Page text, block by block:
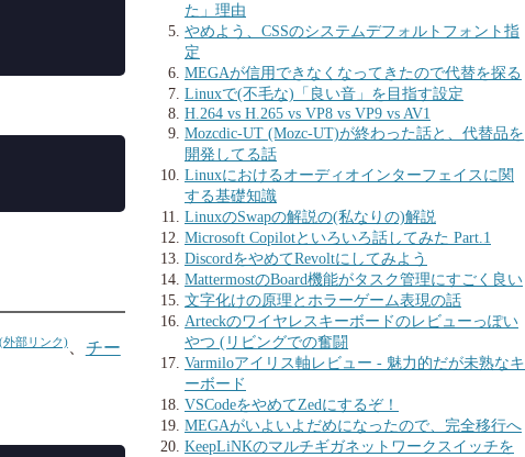
、 チー
た」理由
やめよう、CSSのシステムデフォルトフォント指
定
MEGAが信用できなくなってきたので代替を探る
Linuxで(不毛な)「良い音」を目指す設定
H.264 vs H.265 vs VP8 vs VP9 vs AV1
Mozcdic-UT (Mozc-UT)が終わった話と、代替品を
開発してる話
Linuxにおけるオーディオインターフェイスに関
する基礎知識
LinuxのSwapの解説の(私なりの)解説
Microsoft Copilotといろいろ話してみた Part.1
DiscordをやめてRevoltにしてみよう
MattermostのBoard機能がタスク管理にすごく良い
文字化けの原理とホラーゲーム表現の話
Arteckのワイヤレスキーボードのレビューっぽい
やつ (リビングでの奮闘
Varmiloアイリス軸レビュー - 魅力的だが未熟なキ
ーボード
VSCodeをやめてZedにするぞ！
MEGAがいよいよだめになったので、完全移行へ
KeepLiNKのマルチギガネットワークスイッチを